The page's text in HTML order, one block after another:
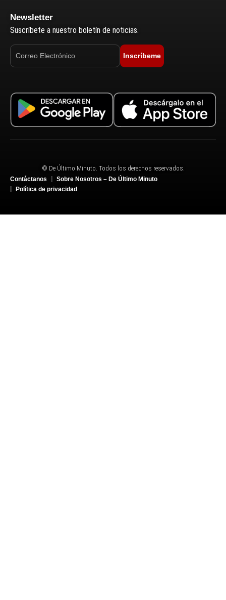
Newsletter
Suscríbete a nuestro boletín de noticias.
Inscríbeme
© De Último Minuto. Todos los derechos reservados.
Contáctanos
Sobre Nosotros – De Último Minuto
Política de privacidad